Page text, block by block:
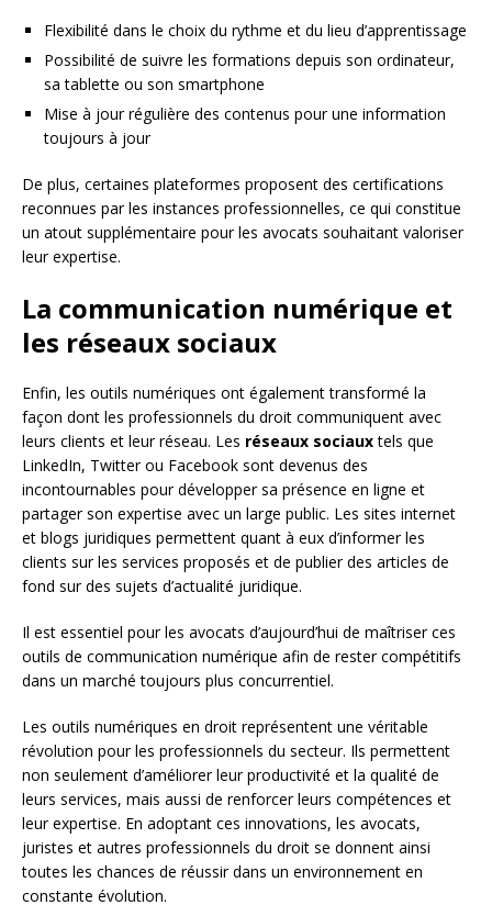
Flexibilité dans le choix du rythme et du lieu d’apprentissage
Possibilité de suivre les formations depuis son ordinateur,
sa tablette ou son smartphone
Mise à jour régulière des contenus pour une information
toujours à jour
De plus, certaines plateformes proposent des certifications
reconnues par les instances professionnelles, ce qui constitue
un atout supplémentaire pour les avocats souhaitant valoriser
leur expertise.
La communication numérique et
les réseaux sociaux
Enfin, les outils numériques ont également transformé la
façon dont les professionnels du droit communiquent avec
leurs clients et leur réseau. Les réseaux sociauxtels que
LinkedIn, Twitter ou Facebook sont devenus des
incontournables pour développer sa présence en ligne et
partager son expertise avec un large public. Les sites internet
et blogs juridiques permettent quant à eux d’informer les
clients sur les services proposés et de publier des articles de
fond sur des sujets d’actualité juridique.
Il est essentiel pour les avocats d’aujourd’hui de maîtriser ces
outils de communication numérique afin de rester compétitifs
dans un marché toujours plus concurrentiel.
Les outils numériques en droit représentent une véritable
révolution pour les professionnels du secteur. Ils permettent
non seulement d’améliorer leur productivité et la qualité de
leurs services, mais aussi de renforcer leurs compétences et
leur expertise. En adoptant ces innovations, les avocats,
juristes et autres professionnels du droit se donnent ainsi
toutes les chances de réussir dans un environnement en
constante évolution.